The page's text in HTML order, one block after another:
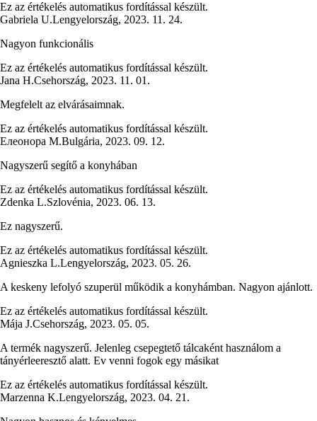
Ez az értékelés automatikus fordítással készült.
Gabriela U.Lengyelország, 2023. 11. 24.
Nagyon funkcionális
Ez az értékelés automatikus fordítással készült.
Jana H.Csehország, 2023. 11. 01.
Megfelelt az elvárásaimnak.
Ez az értékelés automatikus fordítással készült.
Елеонора М.Bulgária, 2023. 09. 12.
Nagyszerű segítő a konyhában
Ez az értékelés automatikus fordítással készült.
Zdenka L.Szlovénia, 2023. 06. 13.
Ez nagyszerű.
Ez az értékelés automatikus fordítással készült.
Agnieszka L.Lengyelország, 2023. 05. 26.
A keskeny lefolyó szuperül működik a konyhámban. Nagyon ajánlott.
Ez az értékelés automatikus fordítással készült.
Mája J.Csehország, 2023. 05. 05.
A termék nagyszerű. Jelenleg csepegtető tálcaként használom a
tányérleeresztő alatt. Ev venni fogok egy másikat
Ez az értékelés automatikus fordítással készült.
Marzenna K.Lengyelország, 2023. 04. 21.